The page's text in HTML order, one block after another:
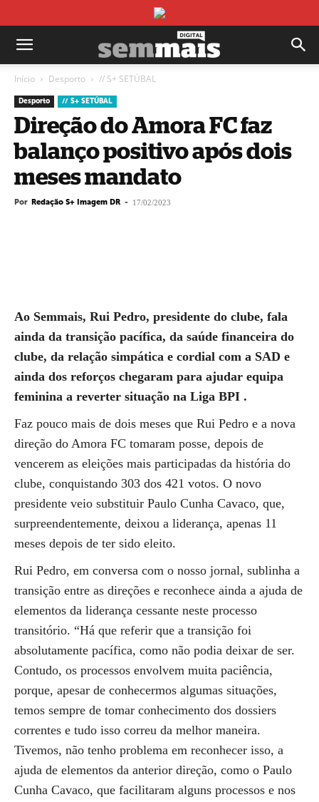
Início Desporto // S+ SETÚBAL
Desporto // S+ SETÚBAL
Direção do Amora FC faz
balanço positivo após dois
meses mandato
Por Redação S+ Imagem DR - 17/02/2023
Ao Semmais, Rui Pedro, presidente do clube, fala
ainda da transição pacífica, da saúde financeira do
clube, da relação simpática e cordial com a SAD e
ainda dos reforços chegaram para ajudar equipa
feminina a reverter situação na Liga BPI .
Faz pouco mais de dois meses que Rui Pedro e a nova
direção do Amora FC tomaram posse, depois de
vencerem as eleições mais participadas da história do
clube, conquistando 303 dos 421 votos. O novo
presidente veio substituir Paulo Cunha Cavaco, que,
surpreendentemente, deixou a liderança, apenas 11
meses depois de ter sido eleito.
Rui Pedro, em conversa com o nosso jornal, sublinha a
transição entre as direções e reconhece ainda a ajuda de
elementos da liderança cessante neste processo
transitório. “Há que referir que a transição foi
absolutamente pacífica, como não podia deixar de ser.
Contudo, os processos envolvem muita paciência,
porque, apesar de conhecermos algumas situações,
temos sempre de tomar conhecimento dos dossiers
correntes e tudo isso correu da melhor maneira.
Tivemos, não tenho problema em reconhecer isso, a
ajuda de elementos da anterior direção, como o Paulo
Cunha Cavaco, que facilitaram alguns processos e nos